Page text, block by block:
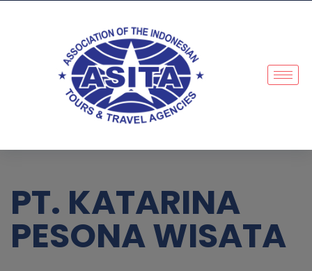
PT. KATARINA
PESONA WISATA